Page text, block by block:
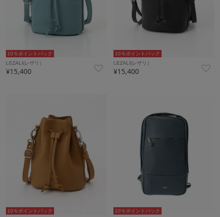
10％ポイントバック
LEZALI(レザリ）
¥15,400
10％ポイントバック
LEZALI(レザリ）
¥15,400
10％ポイントバック
10％ポイントバック